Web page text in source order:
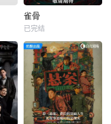
雀骨
已完结